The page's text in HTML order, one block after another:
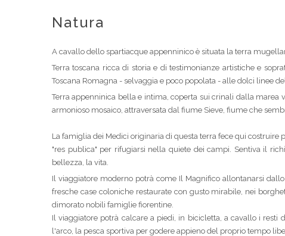
Natura
A cavallo dello spartiacque appenninico è situata la terra
Terra toscana ricca di storia e di testimonianze artistiche e
Toscana Romagna - selvaggia e poco popolata - alle dolci linee
Terra appenninica bella e intima, coperta sui crinali dalla marea
armonioso mosaico, attraversata dal fiume Sieve, fiume che
La famiglia dei Medici originaria di questa terra fece qui
"res publica" per rifugiarsi nella quiete dei campi. Sentiva il
bellezza, la vita.
Il viaggiatore moderno potrà come Il Magnifico allontanarsi
fresche case coloniche restaurate con gusto mirabile, nei
dimorato nobili famiglie fiorentine.
Il viaggiatore potrà calcare a piedi, in bicicletta, a cavallo i
l'arco, la pesca sportiva per godere appieno del proprio tempo